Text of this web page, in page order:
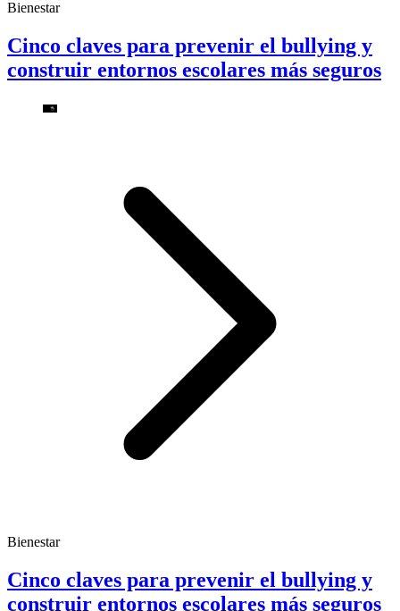
Bienestar
Cinco claves para prevenir el bullying y
construir entornos escolares más seguros
Bienestar
Cinco claves para prevenir el bullying y
construir entornos escolares más seguros